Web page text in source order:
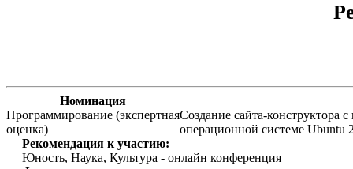
Номинация
Программирование (экспертная
оценка)
Создание сайта-
операционной системе Ubuntu
Рекомендация к участию:
Юность, Наука, Культура - онлайн конференция